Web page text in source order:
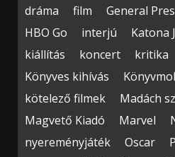
dráma
film General
HBO Go
interjú
Katona
kiállítás
koncert kritika
Könyves kihívás
kötelező filmek
Madách
Magvető Kiadó
Marvel
nyereményjáték
Oscar